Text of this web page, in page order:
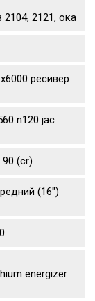
2104, 2121, ока
ресивер
n120 jac
(cr)
(16")
energizer